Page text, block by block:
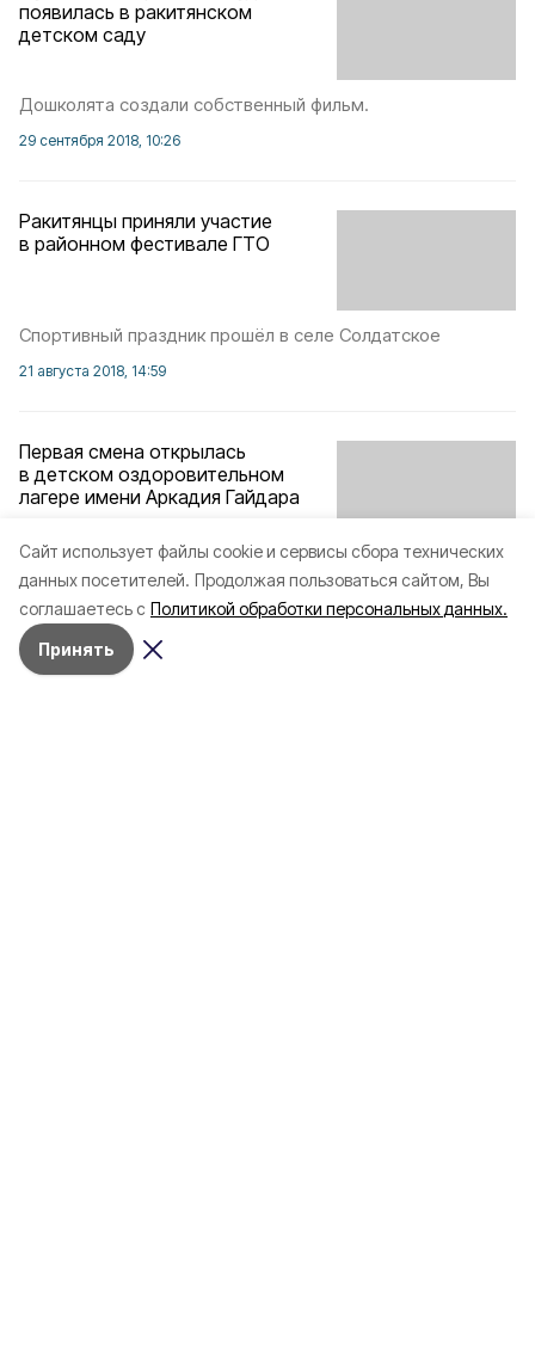
Cайт использует файлы cookie и сервисы сбора технических
данных посетителей. Продолжая пользоваться сайтом, Вы
соглашаетесь с Политикой обработки персональных данных.
Принять
появилась в ракитянском
детском саду
Дошколята создали собственный фильм.
29 сентября 2018, 10:26
Ракитянцы приняли участие
в районном фестивале ГТО
Спортивный праздник прошёл в селе Солдатское
21 августа 2018, 14:59
Первая смена открылась
в детском оздоровительном
лагере имени Аркадия Гайдара
Учреждение приняло отдыхающих из семи районов
Белгородской области.
11 июня 2018, 10:27